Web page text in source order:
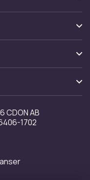
CDON AB
1702